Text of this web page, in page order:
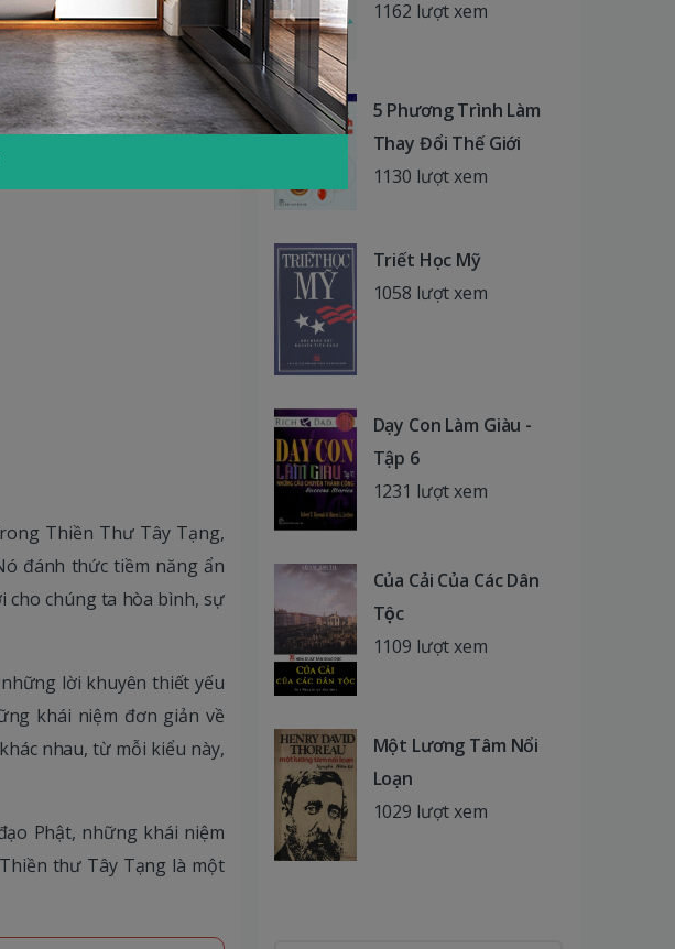
Thiền Thư Tây Tạng,
đánh thức tiềm năng ẩn
cho chúng ta hòa bình, sự
lời khuyên thiết yếu
khái niệm đơn giản về
nhau, từ mỗi kiểu này,
Phật, những khái niệm
thư Tây Tạng là một
1162 lượt xem
5 Phương Trình Làm
Thay Đổi Thế Giới
1130 lượt xem
Triết Học Mỹ
1058 lượt xem
Dạy Con Làm Giàu -
Tập 6
1231 lượt xem
Của Cải Của Các Dân
Tộc
1109 lượt xem
Một Lương Tâm Nổi
Loạn
1029 lượt xem